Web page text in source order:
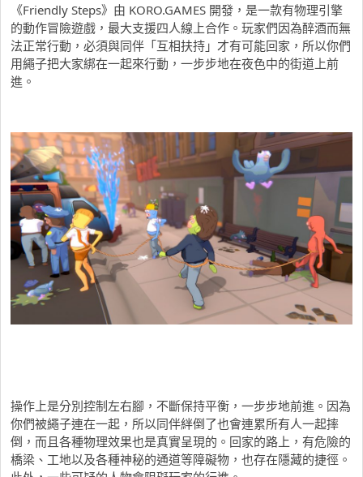
《Friendly Steps》由 KORO.GAMES 開發，是一款有物理引擎
的動作冒險遊戲，最大支援四人線上合作。玩家們因為醉酒而無
法正常行動，必須與同伴「互相扶持」才有可能回家，所以你們
用繩子把大家綁在一起來行動，一步步地在夜色中的街道上前
進。
操作上是分別控制左右腳，不斷保持平衡，一步步地前進。因為
你們被繩子連在一起，所以同伴絆倒了也會連累所有人一起摔
倒，而且各種物理效果也是真實呈現的。回家的路上，有危險的
橋梁、工地以及各種神秘的通道等障礙物，也存在隱藏的捷徑。